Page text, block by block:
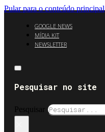
Pular para o conteúdo principal
GOOGLE NEWS
MÍDIA KIT
NEWSLETTER
Pesquisar no site
Pesquisar